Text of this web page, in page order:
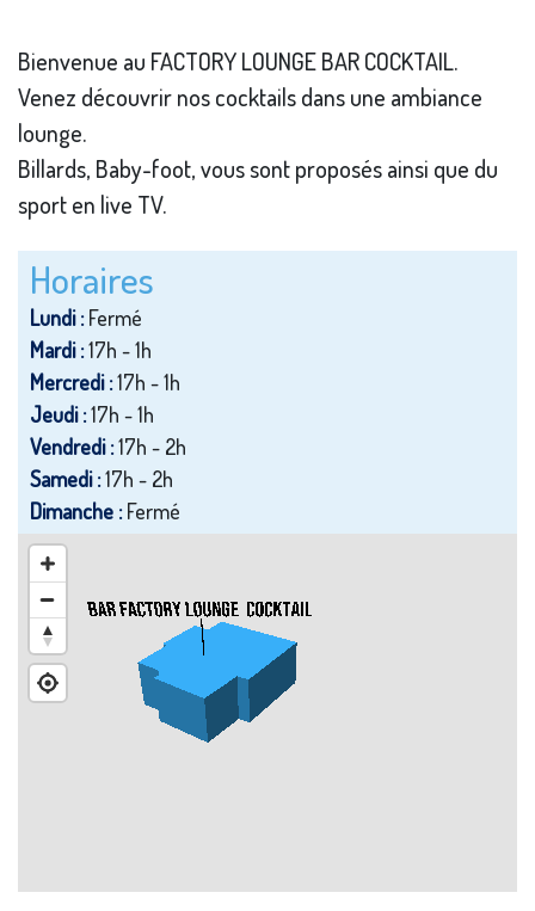
Bienvenue au FACTORY LOUNGE BAR COCKTAIL.
Venez découvrir nos cocktails dans une ambiance
lounge.
Billards, Baby-foot, vous sont proposés ainsi que du
sport en live TV.
Horaires
Lundi :Fermé
Mardi :17h - 1h
Mercredi :17h - 1h
Jeudi :17h - 1h
Vendredi :17h - 2h
Samedi :17h - 2h
Dimanche :Fermé